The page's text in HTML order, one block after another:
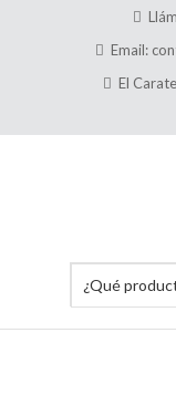
Email:
El